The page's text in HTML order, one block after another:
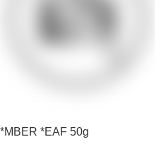
*MBER *EAF 50g